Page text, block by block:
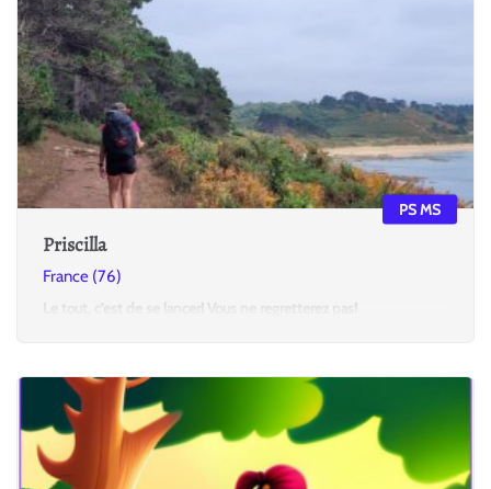
Priscilla
France (76)
Le tout, c'est de se lancer! Vous ne regretterez pas!
PS MS